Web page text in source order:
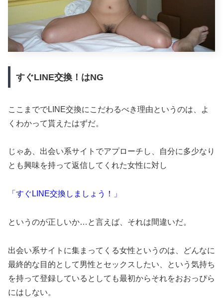
すぐLINE交換！はNG
ここまででLINE交換にこだわるべき理由というのは、よ
くわかって貰えたはずだ。
じゃあ、出会い系サイトでアプローチし、自分に多少なり
とも興味を持って返信してくれた女性に対し
「すぐLINE交換しましょう！」
というのが正しいか…と言えば、それは間違いだ。
出会い系サイトに集まってくる女性というのは、どんなに
最終的な目的として男性とセックスしたい、という気持ち
を持って登録しているとしても最初からそれをおおっぴら
にはしない。